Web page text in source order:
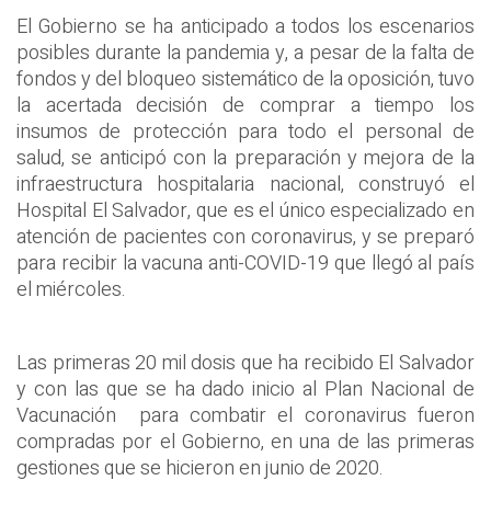
El Gobierno se ha anticipado a todos los escenarios
posibles durante la pandemia y, a pesar de la falta de
fondos y del bloqueo sistemático de la oposición, tuvo
la acertada decisión de comprar a tiempo los
insumos de protección para todo el personal de
salud, se anticipó con la preparación y mejora de la
infraestructura hospitalaria nacional, construyó el
Hospital El Salvador, que es el único especializado en
atención de pacientes con coronavirus, y se preparó
para recibir la vacuna anti-COVID-19 que llegó al país
el miércoles.
Las primeras 20 mil dosis que ha recibido El Salvador
y con las que se ha dado inicio al Plan Nacional de
Vacunación para combatir el coronavirus fueron
compradas por el Gobierno, en una de las primeras
gestiones que se hicieron en junio de 2020.